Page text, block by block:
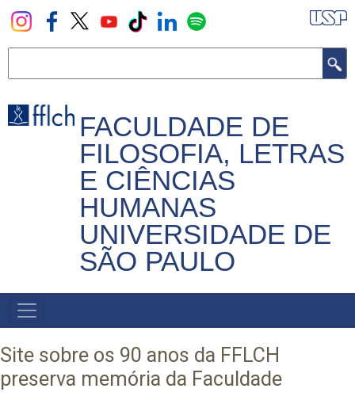
Pular
para
principal
FACULDADE DE
FILOSOFIA, LETRAS
E CIÊNCIAS
HUMANAS
UNIVERSIDADE DE
SÃO PAULO
NAVEGADOR
PRINCIPAL
Site sobre os 90 anos da FFLCH
preserva memória da Faculdade